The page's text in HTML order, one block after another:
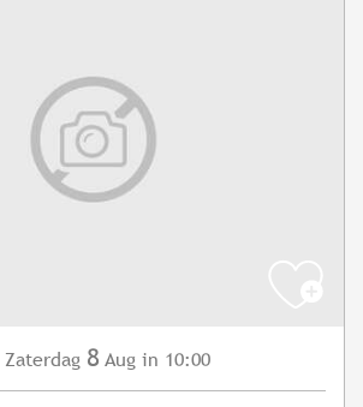
Zaterdag 8 Aug in 10:00